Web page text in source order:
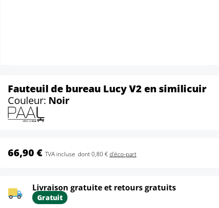
Fauteuil de bureau Lucy V2 en similicuir
Couleur: Noir
66,90 € TVA incluse dont 0,80 €d'éco-part
Livraison gratuite et retours gratuits
Gratuit